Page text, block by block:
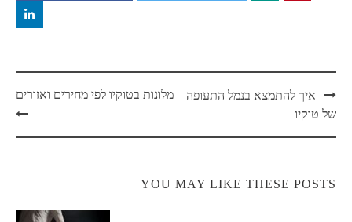
Post
navigation
איך להתמצא בנמל התעופה
של טוקיו
מלונות בטוקיו לפי מחירים ואזורים
YOU MAY LIKE THESE POSTS